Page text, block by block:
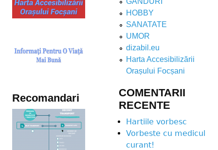
Recomandari
HOBBY
SANATATE
UMOR
dizabil.eu
Harta Accesibilizării
Orașului Focșani
COMENTARII
RECENTE
Hartiile vorbesc
Vorbeste cu medicul
curant!